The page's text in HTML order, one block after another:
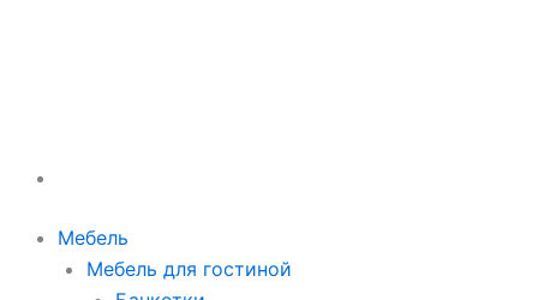
Мебель
Мебель для гостиной